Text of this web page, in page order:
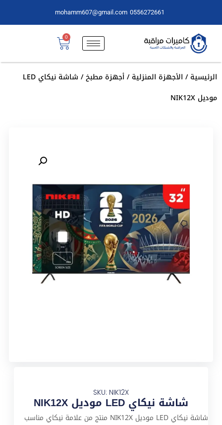
0556272661
mohamm607@gmail.com
0
الرئيسية/ الأجهزة المنزلية/أجهزة مطبخ
/ شاشة نيكاي LED
موديل NIK12X
SKU: NIK12X
شاشة نيكاي LED موديل NIK12X
شاشة نيكاي LED موديل NIK12X منتج من علامة نيكاي مناسب